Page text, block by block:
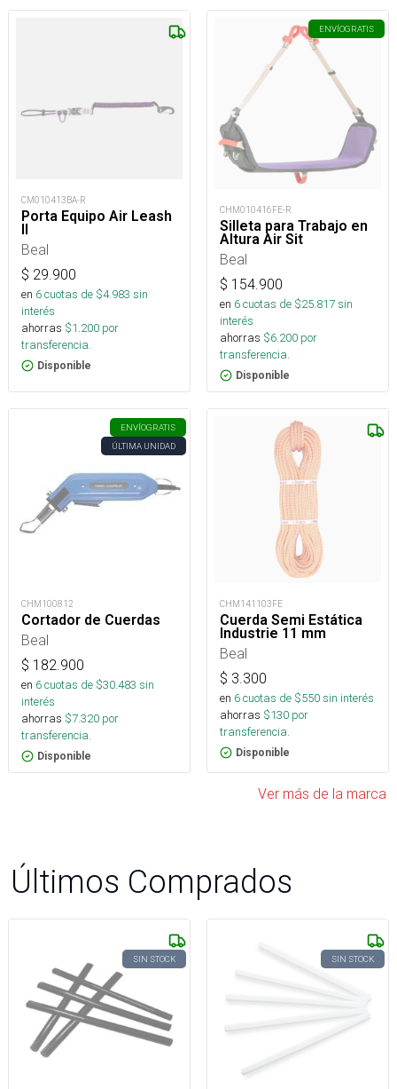
CM010413BA-R
Porta Equipo Air Leash
II
Beal
$ 29.900
en 6cuotas de $4.983 sin
interés
ahorras $1.200 por
transferencia.
Disponible
ENVÍOGRATIS
CHM010416FE-R
Silleta para Trabajo en
Altura Air Sit
Beal
$ 154.900
en 6cuotas de $25.817sin
interés
ahorras $6.200 por
transferencia.
Disponible
ENVÍOGRATIS
ÚLTIMA UNIDAD
CHM100812
Cortador de Cuerdas
Beal
$ 182.900
en 6cuotas de $30.483 sin
interés
ahorras $7.320 por
transferencia.
Disponible
CHM141103FE
Cuerda Semi Estática
Industrie 11 mm
Beal
$ 3.300
en 6cuotas de $550sin interés
ahorras $130 por
transferencia.
Disponible
Ver más de la marca
Últimos Comprados
SIN STOCK SIN STOCK